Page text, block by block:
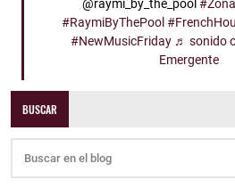
@raymi_by_the_pool
#RaymiByThePool
#NewMusicFriday ♬ sonido
Emergente
BUSCAR